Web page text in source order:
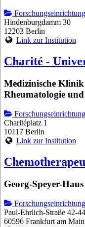
Hindenburgdamm 30
12203 Berlin
Link zur Institution
Charité -
Medizinische
Rheumatologie
Charitéplatz 1
10117 Berlin
Link zur Institution
Georg-Speyer-Haus
Paul-Ehrlich-Straße 42-44
60596 Frankfurt am Main